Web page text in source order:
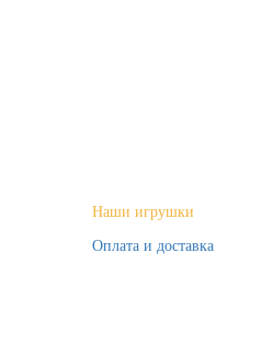
Наши игрушки
Оплата и доставка